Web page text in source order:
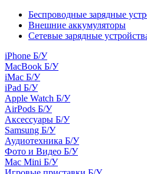
Беспроводные зарядные
Внешние аккумуляторы
Сетевые зарядные
iPhone Б/У
MacBook Б/У
iMac Б/У
iPad Б/У
Apple Watch Б/У
AirPods Б/У
Аксессуары Б/У
Samsung Б/У
Аудиотехника Б/У
Фото и Видео Б/У
Mac Mini Б/У